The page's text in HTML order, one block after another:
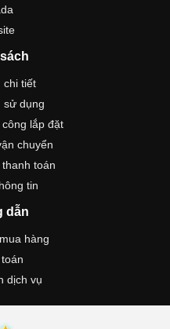
chi tiết
sử dụng
lắp đặt
chuyển
toán
tin
dẫn
hàng
dịch vụ